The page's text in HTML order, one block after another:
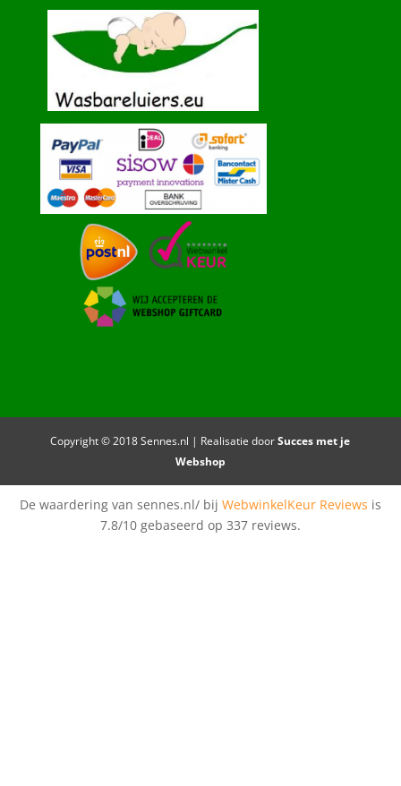
Copyright © 2018 Sennes.nl | Realisatie doorSucces met je
Webshop
De waardering van sennes.nl/ bij WebwinkelKeur Reviews is
7.8/10 gebaseerd op 337 reviews.